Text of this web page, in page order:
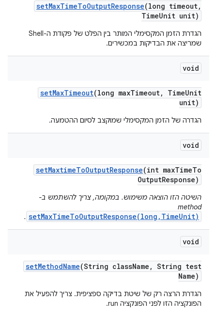
setMaxTimeToOutputResponse(long timeout,
TimeUnit unit)
הגדרת הזמן המקסימלי המותר בין הפלט של פקודת ה-Shell
שמריצה את הבדיקות במכשירים.
void
setMaxTimeout(long maxTimeout, TimeUnit
unit)
הגדרה של הזמן המקסימלי שמוקצב לסיום ההטמעה.
void
setMaxtimeToOutputResponse(int maxTimeTo
OutputResponse)
השיטה הזו הוצאה משימוש. במקומה, צריך להשתמש ב-
method‏
setMaxTimeToOutputResponse(long,TimeUnit)
.
void
setMethodName(String className , String test
Name)
הגדרת הרצה רק של שיטת בדיקה ספציפית. צריך להפעיל את
הפונקציה הזו לפני הפונקציה run.